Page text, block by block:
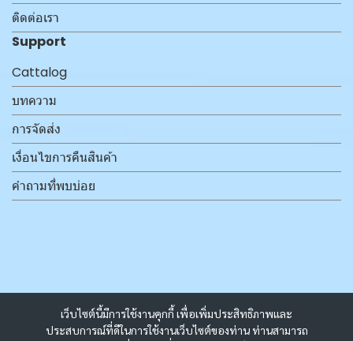
เว็บไซต์นี้มีการใช้งานคุกกี้ เพื่อเพิ่มประสิทธิภาพและ
ประสบการณ์ที่ดีในการใช้งานเว็บไซต์ของท่าน ท่านสามารถ
ติดต่อเรา
Support
Cattalog
บทความ
การจัดส่ง
เงื่อนไขการคืนสินค้า
คำถามที่พบบ่อย